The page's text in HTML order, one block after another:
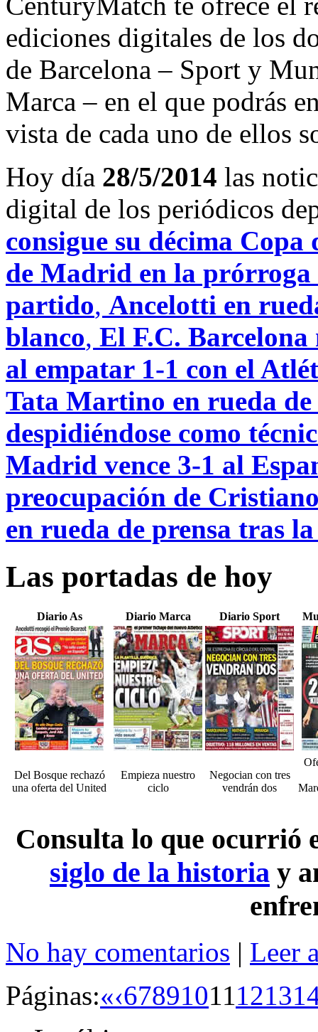
ediciones digitales de los
de Barcelona – Sport y
Marca – en el que podrás
vista de cada uno de ellos
Hoy día 28/5/2014 las
digital de los periódicos
consigue su décima
de Madrid en la prórroga
partido, Ancelotti en
blanco, El F.C. Barcelona
al empatar 1-1 con el
Tata Martino en rueda de
despidiéndose como
Madrid vence 3-1 al
preocupación de
en rueda de prensa tras
Las portadas de hoy
Diario As Diario Marca Diario Sport
Del Bosque rechazó
una oferta del United
Empieza nuestro
ciclo
Negocian con tres
vendrán dos
Consulta lo que ocurrió
siglo de la historia y
No hay comentarios | Leer
Páginas:«‹678910111213